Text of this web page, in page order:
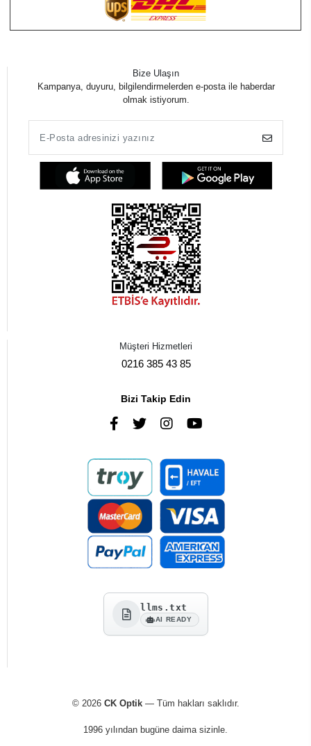
Bize Ulaşın
Kampanya, duyuru, bilgilendirmelerden e-posta ile haberdar
olmak istiyorum.
Müşteri Hizmetleri
0216 385 43 85
Bizi Takip Edin
llms.txt
AI READY
© 2026 CK Optik— Tüm hakları saklıdır.
1996 yılından bugüne daima sizinle.